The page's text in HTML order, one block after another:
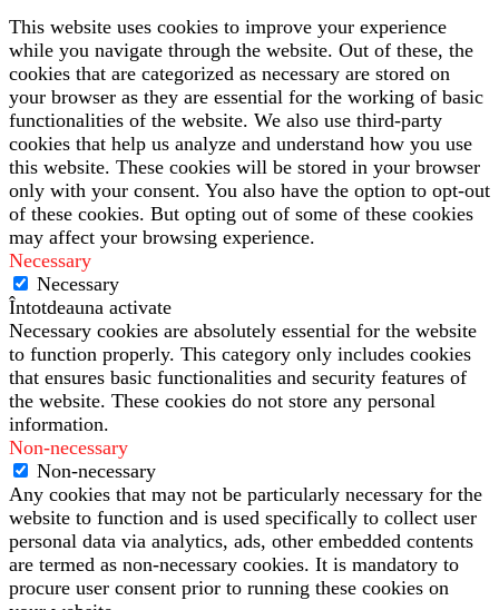
This website uses cookies to improve your experience
while you navigate through the website. Out of these, the
cookies that are categorized as necessary are stored on
your browser as they are essential for the working of basic
functionalities of the website. We also use third-party
cookies that help us analyze and understand how you use
this website. These cookies will be stored in your browser
only with your consent. You also have the option to opt-out
of these cookies. But opting out of some of these cookies
may affect your browsing experience.
Necessary
Necessary
Întotdeauna activate
Necessary cookies are absolutely essential for the website
to function properly. This category only includes cookies
that ensures basic functionalities and security features of
the website. These cookies do not store any personal
information.
Non-necessary
Non-necessary
Any cookies that may not be particularly necessary for the
website to function and is used specifically to collect user
personal data via analytics, ads, other embedded contents
are termed as non-necessary cookies. It is mandatory to
procure user consent prior to running these cookies on